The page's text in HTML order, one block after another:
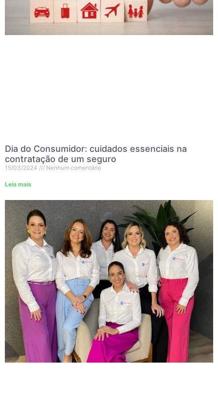
Dia do Consumidor: cuidados essenciais na
contratação de um seguro
15/03/2024 Nenhum comentário
Leia mais